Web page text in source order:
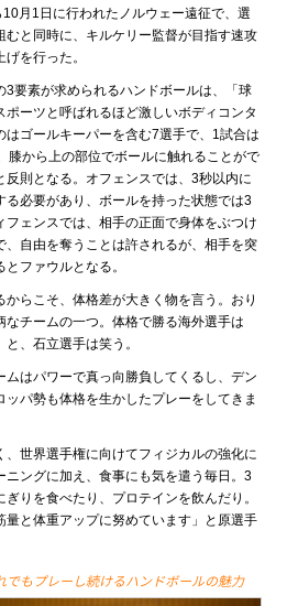
月1日に行われたノルウェー遠征で、選
むと同時に、キルケリー監督が目指す速攻
を行った。
3要素が求められるハンドボールは、「球
ーツと呼ばれるほど激しいボディコンタ
はゴールキーパーを含む7選手で、1試合は
膝から上の部位でボールに触れることがで
反則となる。オフェンスでは、3秒以内に
る必要があり、ボールを持った状態では3
ェンスでは、相手の正面で身体をぶつけ
、自由を奪うことは許されるが、相手を突
ファウルとなる。
らこそ、体格差が大きく物を言う。おり
チームの一つ。体格で勝る海外選手は
と、石立選手は笑う。
ムはパワーで真っ向勝負してくるし、デン
パ勢も体格を生かしたプレーをしてきま
世界選手権に向けてフィジカルの強化に
ニングに加え、食事にも気を遣う毎日。3
りを食べたり、プロテインを飲んだり。
量と体重アップに努めています」と原選手
でもプレーし続けるハンドボールの魅力